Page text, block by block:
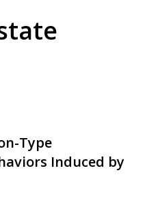
Type
Induced by